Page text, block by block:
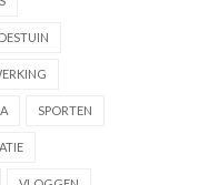
SPORTEN